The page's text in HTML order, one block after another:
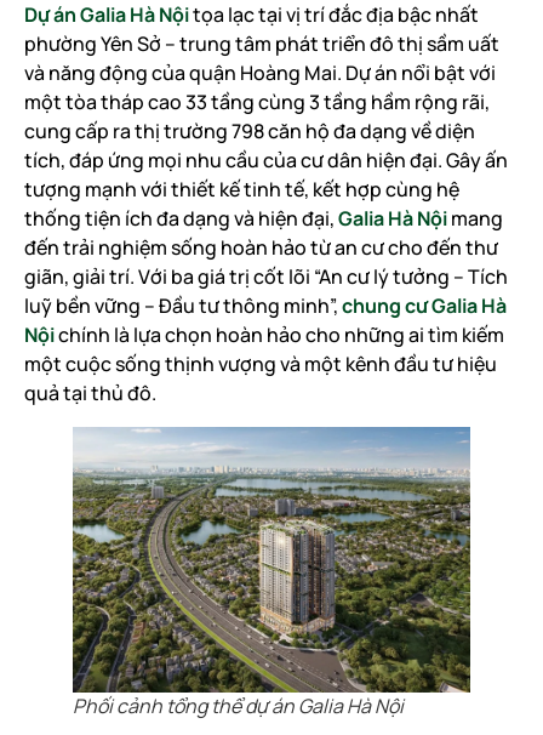
Dự án Galia Hà Nộitọa lạc tại vị trí đắc địa bậc nhất
phường Yên Sở – trung tâm phát triển đô thị sầm uất
và năng động của quận Hoàng Mai. Dự án nổi bật với
một tòa tháp cao 33 tầng cùng 3 tầng hầm rộng rãi,
cung cấp ra thị trường 798 căn hộ đa dạng về diện
tích, đáp ứng mọi nhu cầu của cư dân hiện đại. Gây ấn
tượng mạnh với thiết kế tinh tế, kết hợp cùng hệ
thống tiện ích đa dạng và hiện đại,Galia Hà Nộimang
đến trải nghiệm sống hoàn hảo từ an cư cho đến thư
giãn, giải trí. Với ba giá trị cốt lõi “An cư lý tưởng – Tích
luỹ bền vững – Đầu tư thông minh”,chung cư Galia Hà
Nộichính là lựa chọn hoàn hảo cho những ai tìm kiếm
một cuộc sống thịnh vượng và một kênh đầu tư hiệu
quả tại thủ đô.
Phối cảnh tổng thể dự án Galia Hà Nội